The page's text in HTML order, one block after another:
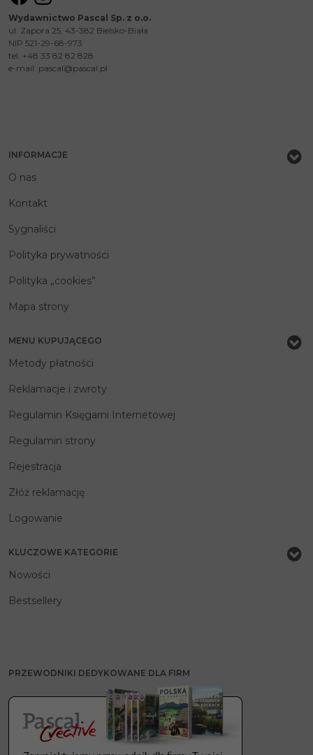
Wydawnictwo Pascal Sp. z o.o.
ul. Zapora 25, 43-382 Bielsko-Biała
NIP 521-29-68-973
tel. +48 33 82 82 828
e-mail: pascal@pascal.pl
INFORMACJE
O nas
Kontakt
Sygnaliści
Polityka prywatności
Polityka „cookies”
Mapa strony
MENU KUPUJĄCEGO
Metody płatności
Reklamacje i zwroty
Regulamin Księgarni Internetowej
Regulamin strony
Rejestracja
Złóż reklamację
Logowanie
KLUCZOWE KATEGORIE
Nowości
Bestsellery
PRZEWODNIKI DEDYKOWANE DLA FIRM